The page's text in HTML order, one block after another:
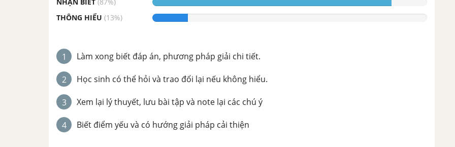
THÔNG HIỂU (13%)
1 Làm xong biết đáp án, phương pháp giải chi tiết.
2 Học sinh có thể hỏi và trao đổi lại nếu không hiểu.
3 Xem lại lý thuyết, lưu bài tập và note lại các chú ý
4 Biết điểm yếu và có hướng giải pháp cải thiện